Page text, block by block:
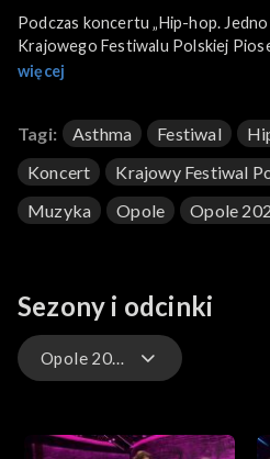
Podczas koncertu „Hip-hop.
Krajowego Festiwalu Polskiej
wykonał utwór „Zrób mi przejście”.
więcej
Tagi: Asthma Festiwal
Koncert
Krajowy Festiwal
Muzyka
Opole Opole
Sezony i odcinki
Opole 2025 – występy